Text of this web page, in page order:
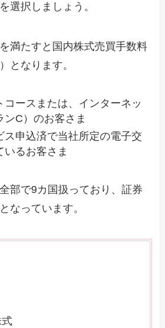
選択しましょう。
満たすと国内株式売買手数料
となります。
コースまたは、インターネッ
ンC）のお客さま
ス申込済で当社所定の電子交
いるお客さま
部で9カ国扱っており、証券
なっています。